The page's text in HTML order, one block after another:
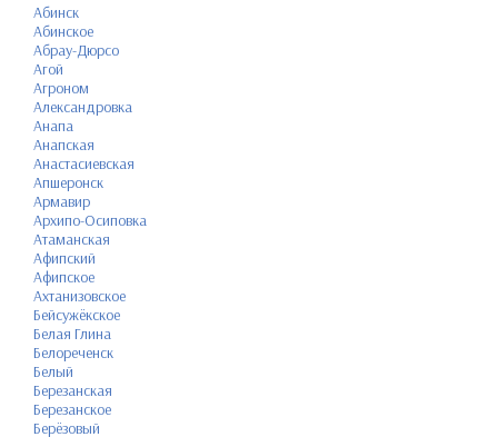
Абинск
Абинское
Абрау-Дюрсо
Агой
Агроном
Александровка
Анапа
Анапская
Анастасиевская
Апшеронск
Армавир
Архипо-Осиповка
Атаманская
Афипский
Афипское
Ахтанизовское
Бейсужёкское
Белая Глина
Белореченск
Белый
Березанская
Березанское
Берёзовый